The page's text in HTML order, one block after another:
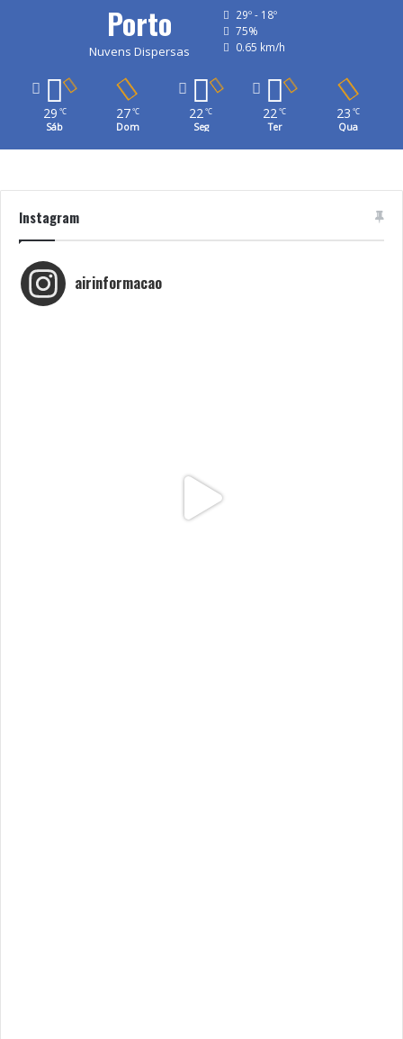
Porto
Nuvens Dispersas
29º - 18º
75%
0.65 km/h
29 ℃
Sáb
27 ℃
Dom
22℃
Seg
22℃
Ter
23 ℃
Qua
Instagram
airinformacao